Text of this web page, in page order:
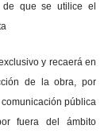
de que se utilice el
y recaerá en
de la obra, por
pública
fuera del ámbito